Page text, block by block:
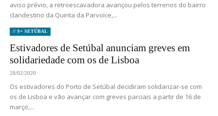
aviso prévio, a retroescavadora avançou pelos terrenos do bairro
clandestino da Quinta da Parvoíce,...
// S+ SETÚBAL
Estivadores de Setúbal anunciam greves em
solidariedade com os de Lisboa
28/02/2020
Os estivadores do Porto de Setúbal decidiram solidarizar-se com
os de Lisboa e vão avançar com greves parciais a partir de 16 de
março,...